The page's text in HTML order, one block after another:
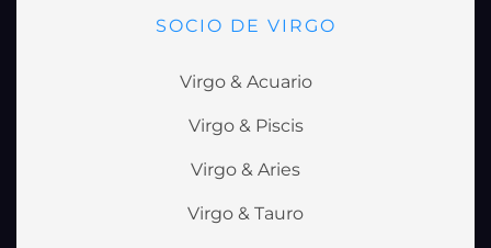
SOCIO DE VIRGO
Virgo & Acuario
Virgo & Piscis
Virgo & Aries
Virgo & Tauro